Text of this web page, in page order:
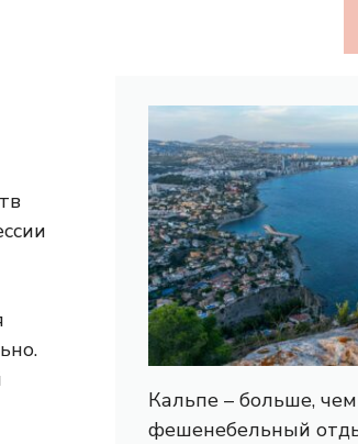
Кальпе – больше,
фешенебельный